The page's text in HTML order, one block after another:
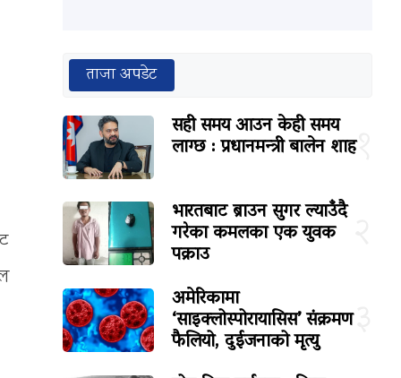
ताजा अपडेट
१
सही समय आउन केही समय
लाग्छ : प्रधानमन्त्री बालेन शाह
भारतबाट ब्राउन सुगर ल्याउँदै
गरेका कमलका एक युवक
पक्राउ
३
अमेरिकामा
‘साइक्लोस्पोरायासिस’ संक्रमण
फैलियो, दुईजनाको मृत्यु